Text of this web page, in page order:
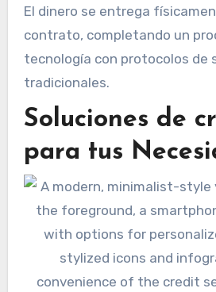
El dinero se entrega
contrato, completando un
tecnología con protocolos de
tradicionales.
Soluciones de
para tus